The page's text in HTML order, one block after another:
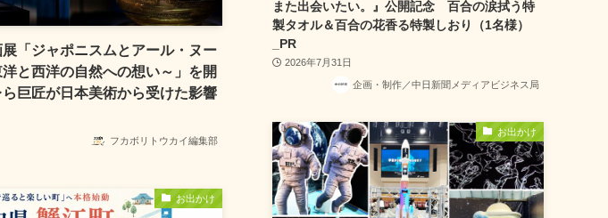
「ジャポニスムとアール・ヌー
と西洋の自然への想い～」を開
巨匠が日本美術から受けた影響
フカボリトウカイ編集部
お出かけ
また出会いたい。』公開記念 百合の涙拭う特
製タオル＆百合の花香る特製しおり（1名様）
_PR
2026年7月31日
企画・制作／中日新聞メディアビジネス局
お出かけ